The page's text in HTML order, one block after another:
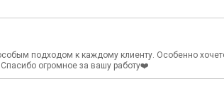
подходом к каждому клиенту. Особенно
огромное за вашу работу❤️